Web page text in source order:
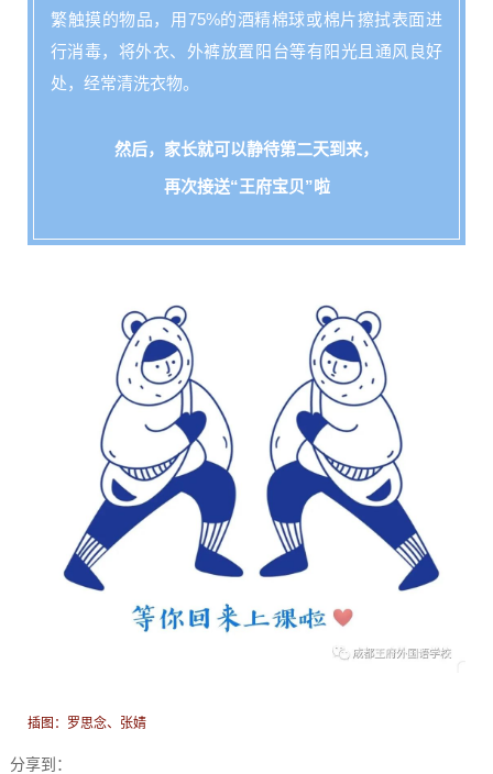
繁触摸的物品，用75%的酒精棉球或棉片擦拭表面进
行消毒，将外衣、外裤放置阳台等有阳光且通风良好
处，经常清洗衣物。
然后，家长就可以静待第二天到来，
再次接送“王府宝贝”啦
插图：罗思念、张婧
分享到：